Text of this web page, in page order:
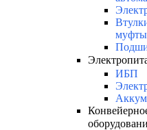
муфты
ИБП